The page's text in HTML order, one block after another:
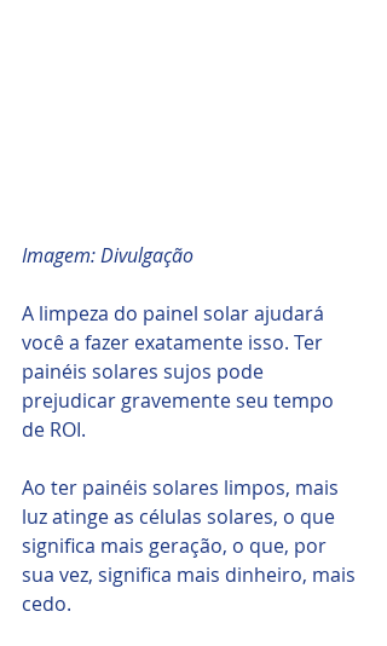
Imagem: Divulgação
A limpeza do painel solar ajudará
você a fazer exatamente isso. Ter
painéis solares sujos pode
prejudicar gravemente seu tempo
de ROI.
Ao ter painéis solares limpos, mais
luz atinge as células solares, o que
significa mais geração, o que, por
sua vez, significa mais dinheiro, mais
cedo.